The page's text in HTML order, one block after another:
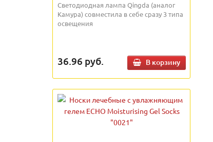
Светодиодная лампа Qingda (аналог
Камура) совместила в себе сразу 3 типа
освещения
36.96 руб. В корзину